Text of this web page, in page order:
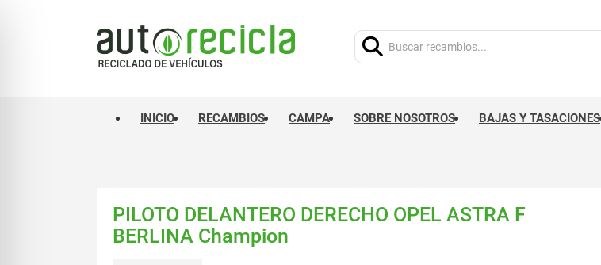
INICIO RECAMBIOS CAMPA SOBRE NOSOTROS BAJAS Y TASACIONES
PILOTO DELANTERO DERECHO OPEL ASTRA F
BERLINA Champion